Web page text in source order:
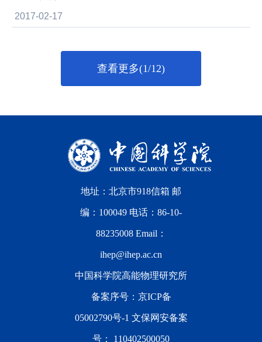
2017-02-17
查看更多(1/12)
地址：北京市918信箱 邮
编：100049 电话：86-10-
88235008 Email：
ihep@ihep.ac.cn
中国科学院高能物理研究所
备案序号： 京ICP备
05002790号-1 文保网安备案
号： 110402500050